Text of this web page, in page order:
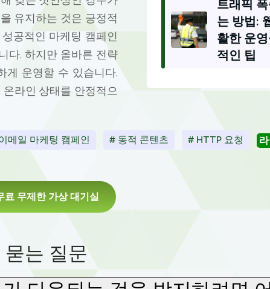
유지하는 것은 긍정적
공적인 마케팅 캠페인
다. 하지만 올바른 전략
게 운영할 수 있습니다.
라인 상태를 안정적으
트래픽
는 방법:
활한 운
적인 팁
메일 마케팅 캠페인 # 동적 콘텐츠 # HTTP 요청
료 무제한 가상 대기실
묻는 질문